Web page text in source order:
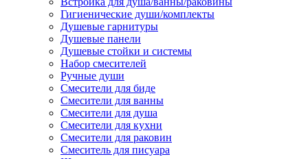
Гигиенические души/комплекты
Душевые гарнитуры
Душевые панели
Душевые стойки и системы
Набор смесителей
Ручные души
Смесители для биде
Смесители для ванны
Смесители для душа
Смесители для кухни
Смесители для раковин
Смеситель для писуара